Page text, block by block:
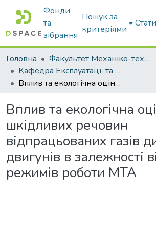
Фонди
та
зібрання
Пошук за
критеріями
Головна
Факультет Механіко-технологічний
Кафедра Експлуатації та технічного сервісу машин
Вплив та екологічна оцінка рівня шкідливих речовин відпрацьованих газів дизельних двигунів в залежності від режимів роботи МТА
Вплив та екологічна
шкідливих речовин
відпрацьованих газів
двигунів в залежності
режимів роботи МТА